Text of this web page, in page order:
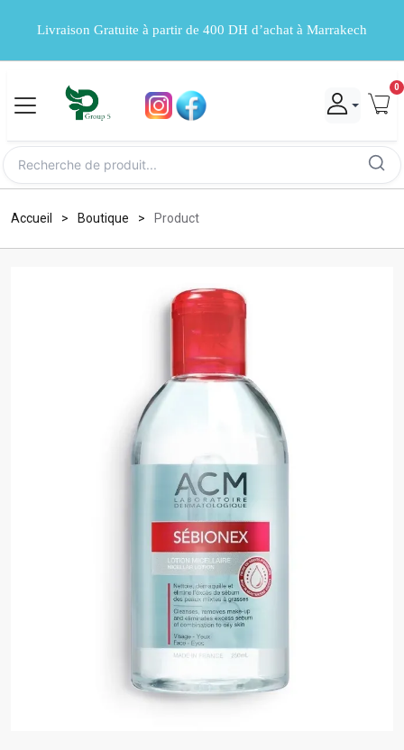
Livraison Gratuite à partir de 400 DH d’achat à Marrakech
0
Accueil Boutique Product